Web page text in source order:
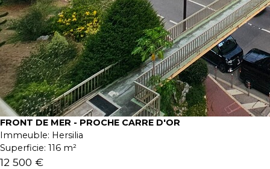
FRONT DE MER - PROCHE CARRE D'OR
Immeuble: Hersilia
Superficie: 116 m²
12 500 €